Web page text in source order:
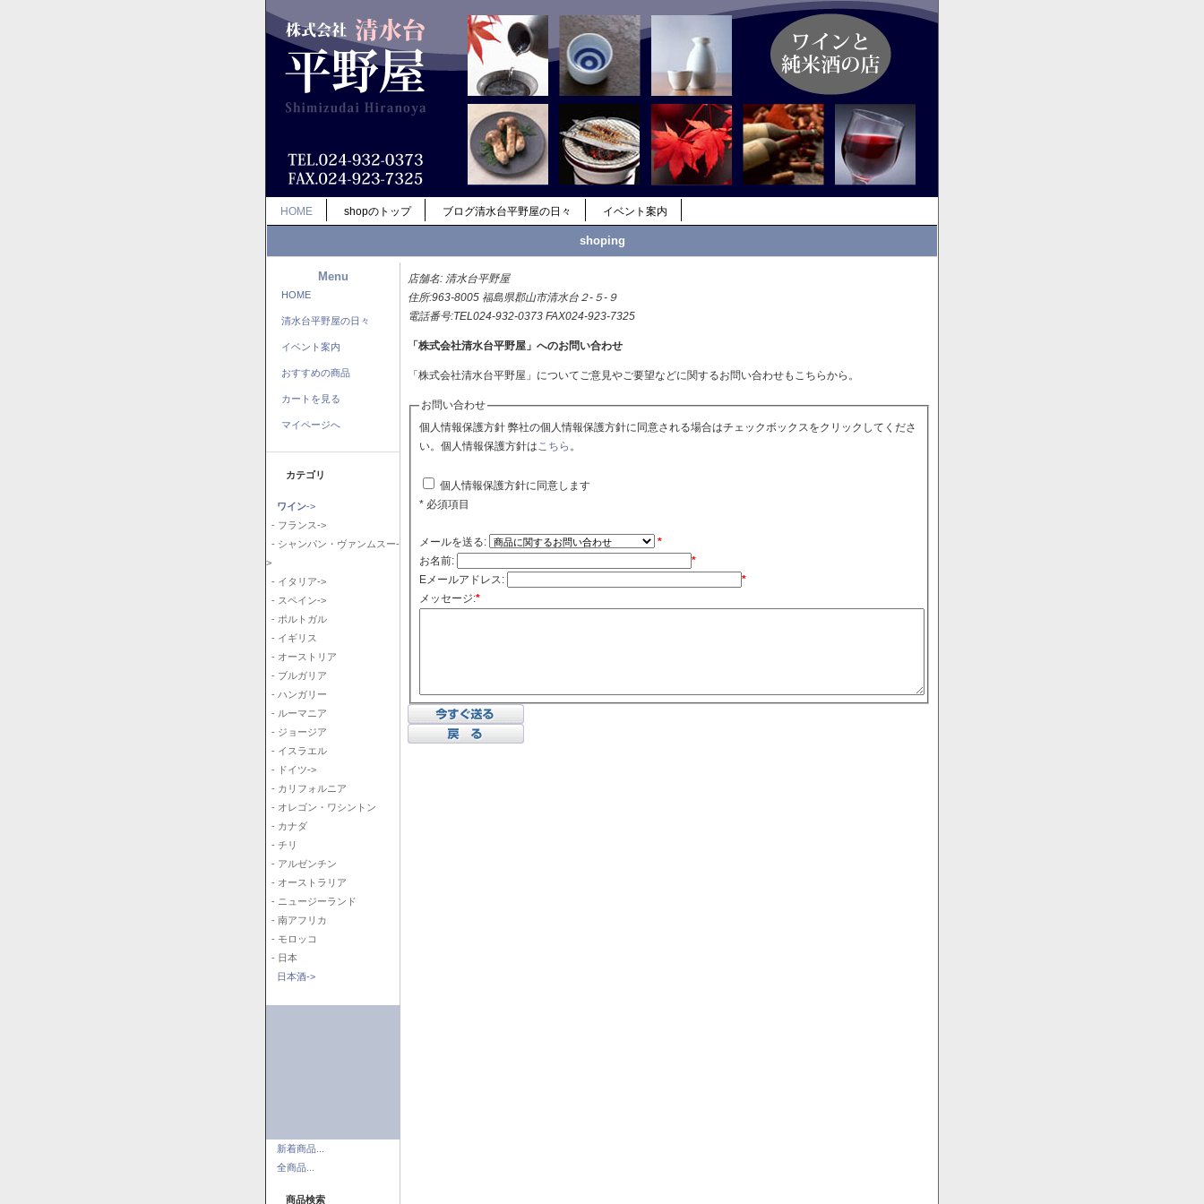
HOME shopのトップ ブログ清水台平野屋の日々 イベント案内
shoping
Menu
HOME
清水台平野屋の日々
イベント案内
おすすめの商品
カートを見る
マイページへ
カテゴリ
ワイン->
- フランス->
- シャンパン・ヴァンムスー-
>
- イタリア->
- スペイン->
- ポルトガル
- イギリス
- オーストリア
- ブルガリア
- ハンガリー
- ルーマニア
- ジョージア
- イスラエル
- ドイツ->
- カリフォルニア
- オレゴン・ワシントン
- カナダ
- チリ
- アルゼンチン
- オーストラリア
- ニュージーランド
- 南アフリカ
- モロッコ
- 日本
日本酒->
新着商品...
全商品...
商品検索
店舗名: 清水台平野屋
住所:963-8005 福島県郡山市清水台２-５-９
電話番号:TEL024-932-0373 FAX024-923-7325
「株式会社清水台平野屋」へのお問い合わせ
「株式会社清水台平野屋」についてご意見やご要望などに関するお問い合わせもこちらから。
お問い合わせ
個人情報保護方針 弊社の個人情報保護方針に同意される場合はチェックボックスをクリックしてくださ
い。個人情報保護方針はこちら 。
個人情報保護方針に同意します
* 必須項目
メールを送る:
*
お名前:
*
Eメールアドレス:
*
メッセージ:*